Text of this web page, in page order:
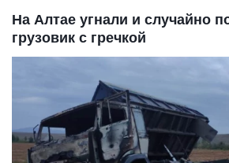
На Алтае угнали и случайно
грузовик с гречкой